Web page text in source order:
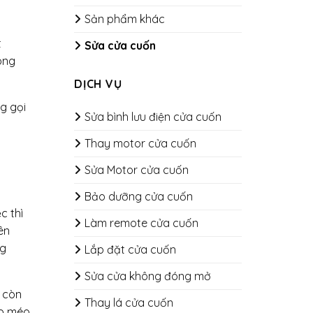
Sản phẩm khác
Sửa cửa cuốn
DỊCH VỤ
Sửa bình lưu điện cửa cuốn
Thay motor cửa cuốn
Sửa Motor cửa cuốn
Bảo dưỡng cửa cuốn
​​​​​​​Làm remote cửa cuốn
Lắp đặt cửa cuốn
Sửa cửa không đóng mở
Thay lá cửa cuốn
gọi
thì